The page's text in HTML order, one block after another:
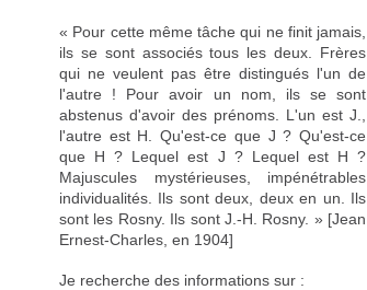
« Pour cette même tâche qui ne finit jamais,
ils se sont associés tous les deux. Frères
qui ne veulent pas être distingués l'un de
l'autre ! Pour avoir un nom, ils se sont
abstenus d'avoir des prénoms. L'un est J.,
l'autre est H. Qu'est-ce que J ? Qu'est-ce
que H ? Lequel est J ? Lequel est H ?
Majuscules mystérieuses, impénétrables
individualités. Ils sont deux, deux en un. Ils
sont les Rosny. Ils sont J.-H. Rosny. » [Jean
Ernest-Charles, en 1904]
Je recherche des informations sur :